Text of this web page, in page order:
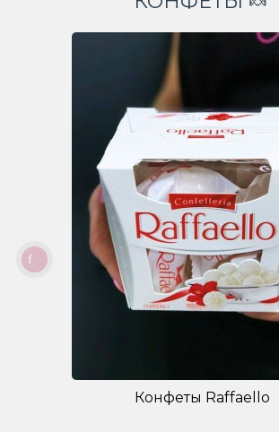
Конфеты Raffaello